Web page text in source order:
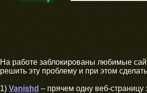
На работе заблокированы любимые
решить эту проблему и при этом
1) Vanishd – прячем одну веб-страницу